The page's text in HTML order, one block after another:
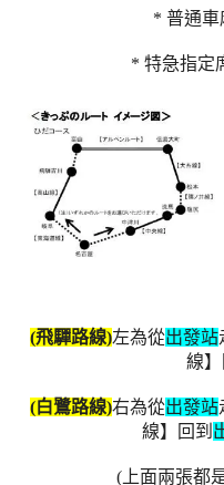
* 普通車
* 特急指定
(飛驒路線)左為從出發站
線
(白鷺路線)右為從出發站
線】回到
(上面兩張都